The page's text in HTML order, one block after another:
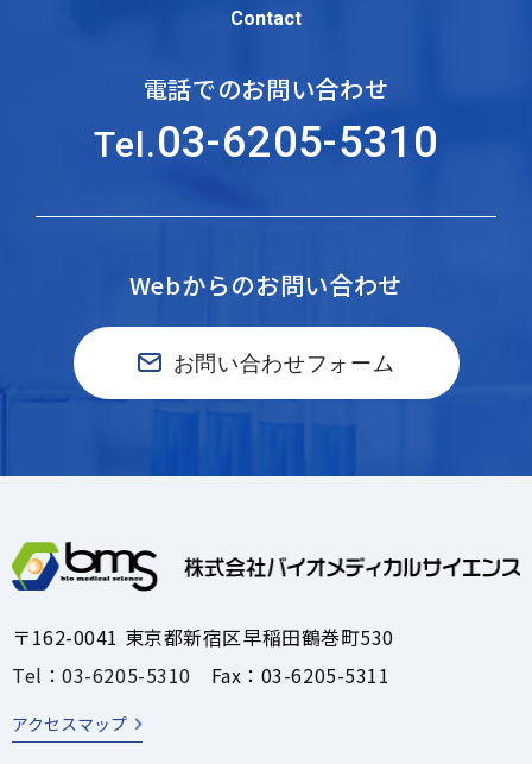
Contact
電話でのお問い合わせ
Tel.03-6205-5310
Webからのお問い合わせ
お問い合わせフォーム
〒162-0041 東京都新宿区早稲田鶴巻町530
Tel：03-6205-5310 Fax：03-6205-5311
アクセスマップ